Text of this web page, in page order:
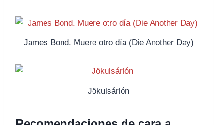
James Bond. Muere otro día (Die Another Day)
Jökulsárlón